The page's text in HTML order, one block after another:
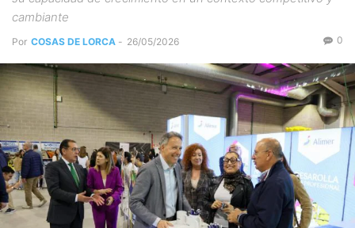
cambiante
Por COSAS DE LORCA - 26/05/2026 0